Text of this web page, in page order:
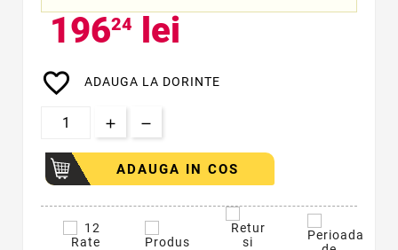
19624 lei
favorite_border ADAUGA LA DORINTE
ADAUGA IN COS